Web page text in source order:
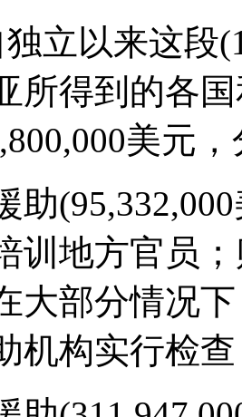
独立以来这段
所得到的各
美元
助
训地方官员
大部分情况
机构实行检